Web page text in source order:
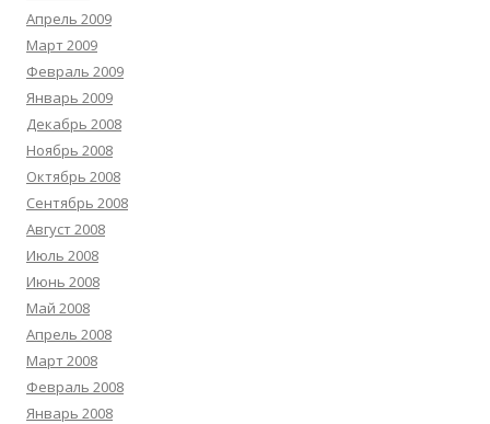
Апрель 2009
Март 2009
Февраль 2009
Январь 2009
Декабрь 2008
Ноябрь 2008
Октябрь 2008
Сентябрь 2008
Август 2008
Июль 2008
Июнь 2008
Май 2008
Апрель 2008
Март 2008
Февраль 2008
Январь 2008